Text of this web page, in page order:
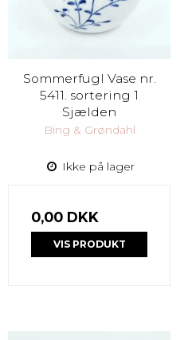
Sommerfugl Vase nr.
5411. sortering 1
Sjælden
Bing & Grøndahl
Ikke på lager
0,00 DKK
VIS PRODUKT